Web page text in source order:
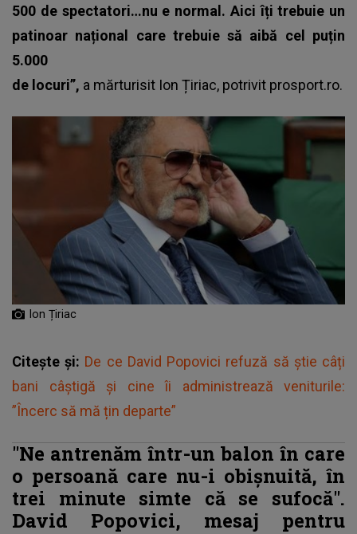
500 de spectatori…nu e normal. Aici îți trebuie un
patinoar național care trebuie să aibă cel puțin
5.000
de locuri”, a mărturisit Ion Țiriac, potrivit prosport.ro.
Ion Țiriac
Citește și: De ce David Popovici refuză să știe câți
bani câștigă și cine îi administrează veniturile:
”Încerc să mă țin departe”
"Ne antrenăm într-un balon în care
o persoană care nu-i obișnuită, în
trei minute simte că se sufocă".
David Popovici, mesaj pentru